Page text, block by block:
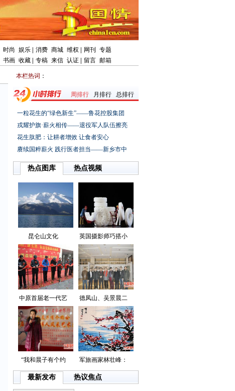
时尚 娱乐 消费 商城 维权 网刊
专题
书画 收藏 专稿 来信 认证 留言 邮箱
本栏热词 ：
总排行
月排行
周排行
一粒花生的“绿色新生”——鲁花控股集团
戎耀护旗·薪火相传——退役军人队伍擦亮
花生肽肥：让耕者增效让食者安心
赓续国粹薪火践行医者担当——新乡市中
热点图库 热点视频
昆仑山文化 英国摄影师巧搭小
中原首届老一代艺 德凤山、吴景晨二
“我和晨子有个约 军旅画家林壮峰：
最新发布 热议焦点